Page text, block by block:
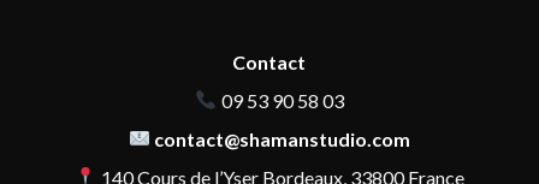
Contact
09 53 90 58 03
contact@shamanstudio.com
140 Cours de l’Yser Bordeaux, 33800 France